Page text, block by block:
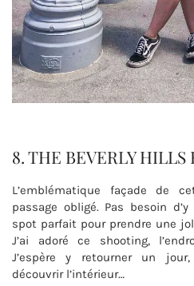
8. THE BEVERLY HILLS
L’emblématique façade de
passage obligé. Pas besoin
spot parfait pour prendre une
J’ai adoré ce shooting,
J’espère y retourner un
découvrir l’intérieur…